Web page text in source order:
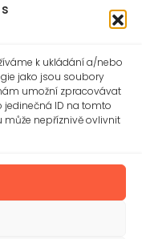
k ukládání a/nebo
jako jsou soubory
umožní zpracovávat
jedinečná ID na tomto
nepříznivě ovlivnit
– GDPR
o přístupnosti